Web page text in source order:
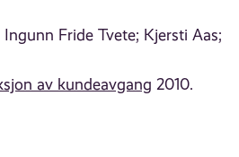
Ingunn Fride Tvete; Kjersti Aas;
av kundeavgang 2010.